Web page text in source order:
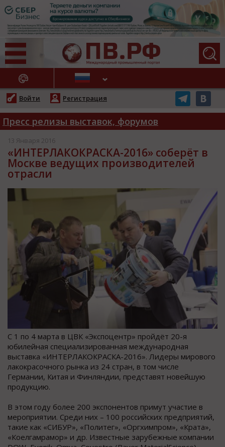
НОВОСТИ
Войти Регистрация
Пресс релизы выставок, форумов
13 Января 2016
«ИНТЕРЛАКОКРАСКА-2016» соберёт в
Москве ведущих производителей
отрасли
С 1 по 4 марта в ЦВК «Экспоцентр» пройдёт 20-я
юбилейная специализированная международная
выставка «ИНТЕРЛАКОКРАСКА-2016». Лидеры мирового
лакокрасочного рынка из 24 стран, в том числе
Германии, Китая и Финляндии, представят новейшую
продукцию.
В этом году более 200 экспонентов примут участие в
мероприятии. Среди них – 100 российских предприятий,
такие как «СИБУР», «Политег», «Оргхимпром», «Крата»,
«Коелгамрамор» и др. Известные зарубежные компании